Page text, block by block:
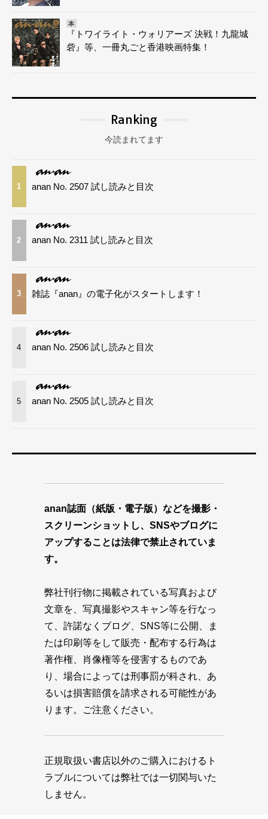
本
『トワイライト・ウォリアーズ 決戦！九龍城
砦』等、一冊丸ごと香港映画特集！
Ranking
今読まれてます
1 anan No. 2507 試し読みと目次
2 anan No. 2311 試し読みと目次
3 雑誌『anan』の電子化がスタートします！
4 anan No. 2506 試し読みと目次
5 anan No. 2505 試し読みと目次
anan誌面（紙版・電子版）などを撮影・
スクリーンショットし、SNSやブログに
アップすることは法律で禁止されていま
す。
弊社刊行物に掲載されている写真および
文章を、写真撮影やスキャン等を行なっ
て、許諾なくブログ、SNS等に公開、ま
たは印刷等をして販売・配布する行為は
著作権、肖像権等を侵害するものであ
り、場合によっては刑事罰が科され、あ
るいは損害賠償を請求される可能性があ
ります。ご注意ください。
正規取扱い書店以外のご購入におけるト
ラブルについては弊社では一切関与いた
しません。